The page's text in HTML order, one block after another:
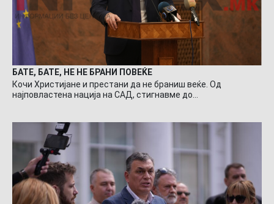
БАТЕ, БАТЕ, НЕ НЕ БРАНИ ПОВЕЌЕ
Кочи Христијане и престани да не браниш веќе. Од
најповластена нација на САД, стигнавме до…